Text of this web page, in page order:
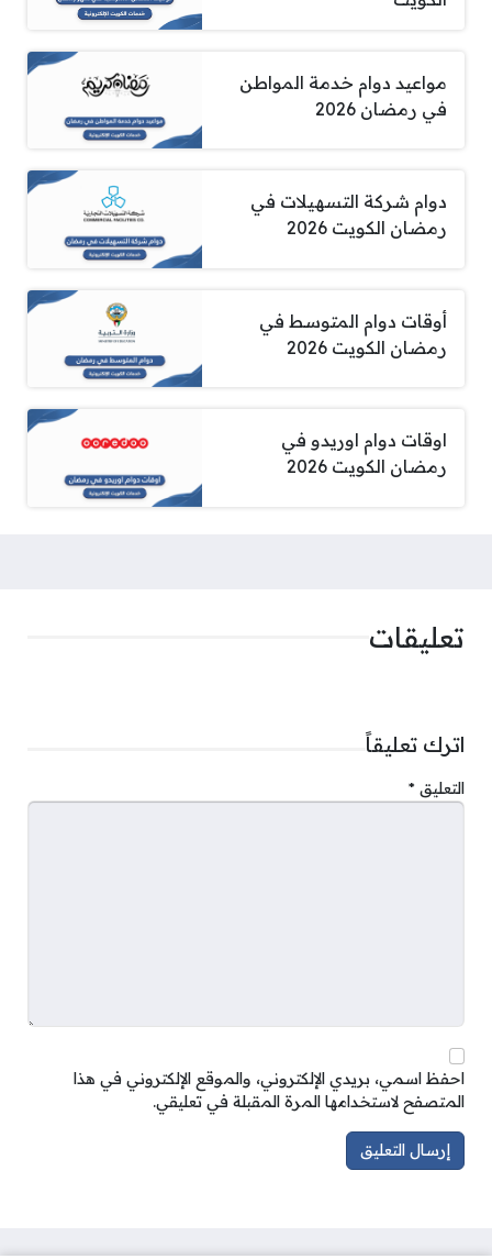
مواعيد دوام خدمة المواطن
في رمضان 2026
دوام شركة التسهيلات في
رمضان الكويت 2026
أوقات دوام المتوسط في
رمضان الكويت 2026
اوقات دوام اوريدو في
رمضان الكويت 2026
تعليقات
اترك تعليقاً
التعليق *
احفظ اسمي، بريدي الإلكتروني، والموقع الإلكتروني في هذا
المتصفح لاستخدامها المرة المقبلة في تعليقي.